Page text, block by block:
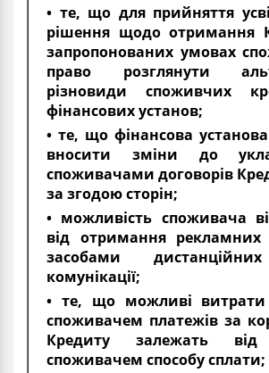
• те, що для прийняття
рішення щодо отримання
запропонованих умовах
право розглянути
різновиди споживчих
фінансових установ;
• те, що фінансова
вносити зміни до
споживачами договорів
за згодою сторін;
• можливість споживача
від отримання рекламних
засобами
комунікації;
• те, що можливі витрати
споживачем платежів за
Кредиту залежать від
споживачем способу сплати;